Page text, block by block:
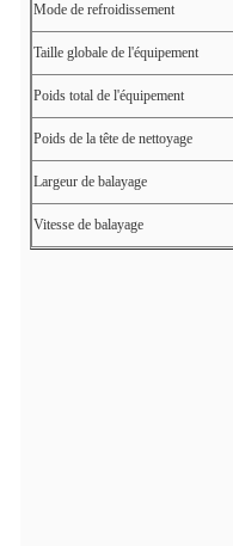
Mode de refroidissement
Taille globale de l'équipement
Poids total de l'équipement
Poids de la tête de nettoyage
Largeur de balayage
Vitesse de balayage